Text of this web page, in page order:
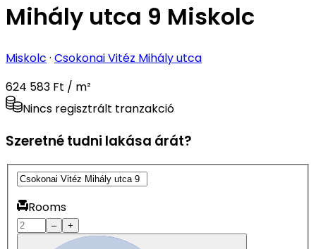
Mihály utca 9 Miskolc
Miskolc · Csokonai Vitéz Mihály utca
624 583 Ft / m²
Nincs regisztrált tranzakció
Szeretné tudni lakása árát?
Rooms
– +